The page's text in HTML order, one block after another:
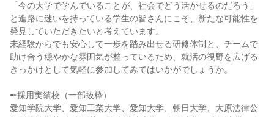
「今の大学で学んでいることが、社会でどう活かせるのだろう」
と進路に迷いを持っている学生の皆さんにこそ、新たな可能性を
発見していただきたいと考えています。
未経験からでも安心して一歩を踏み出せる研修体制と、チームで
助け合う穏やかな雰囲気が整っているため、就活の視野を広げる
きっかけとして気軽に参加してみてはいかがでしょうか。
✒採用実績校（一部抜粋）
愛知学院大学、愛知工業大学、愛知大学、朝日大学、大原法律公